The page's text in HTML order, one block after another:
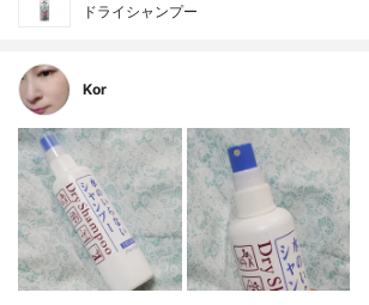
ドライシャンプー
Kor